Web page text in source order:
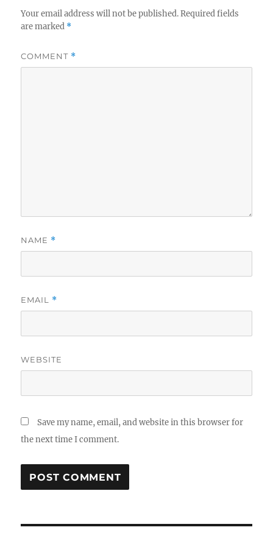
Your email address will not be published. Required fields
are marked *
COMMENT *
NAME *
EMAIL *
WEBSITE
Save my name, email, and website in this browser for
the next time I comment.